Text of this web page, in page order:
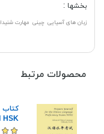
بخشها :
زبان های آسیایی چینی مهارت
محصولات مرتبط
HSK